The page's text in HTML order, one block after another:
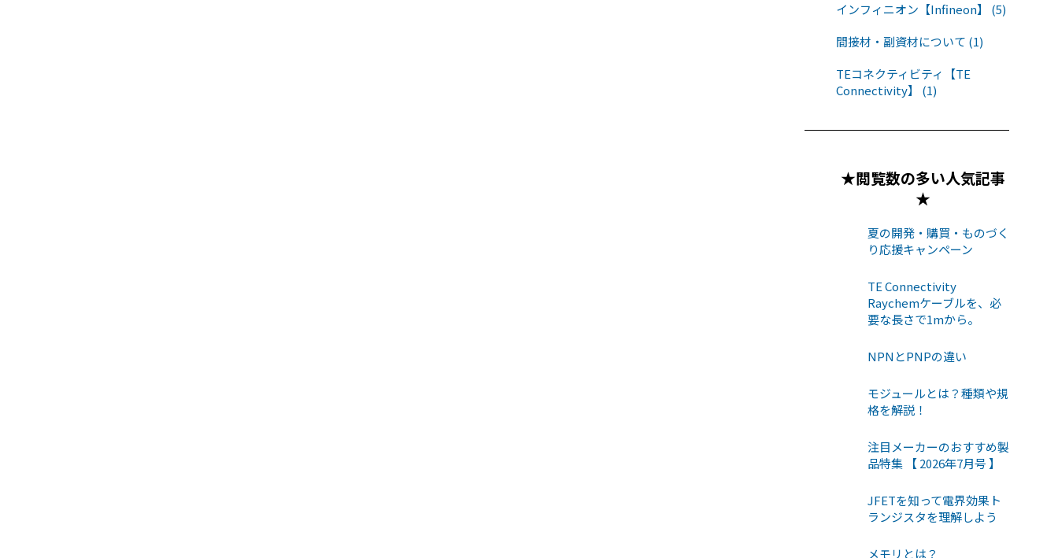
インフィニオン【Infineon】 (5)
間接材・副資材について (1)
TEコネクティビティ【TE
Connectivity】 (1)
★閲覧数の多い人気記事
★
夏の開発・購買・ものづく
り応援キャンペーン
TE Connectivity
Raychemケーブルを、必
要な長さで1mから。
NPNとPNPの違い
モジュールとは？種類や規
格を解説！
注目メーカーのおすすめ製
品特集 【 2026年7月号 】
JFETを知って電界効果ト
ランジスタを理解しよう
メモリとは？